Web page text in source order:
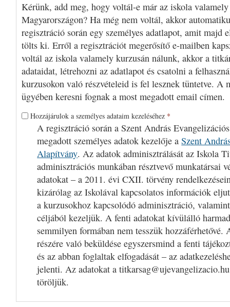
Kérünk, add meg, hogy voltál-e már az iskola
Magyarországon? Ha még nem voltál, akkor
regisztráció során egy személyes adatlapot, amit majd
tölts ki. Erről a regisztrációt megerősítő e-mailben
voltál az iskola valamely kurzusán nálunk, akkor a
adataidat, létrehozni az adatlapot és csatolni a
kurzusokon való részvételeid is fel lesznek tüntetve. A
ügyében keresni fognak a most megadott email címen.
Hozzájárulok a személyes adataim kezeléséhez *
A regisztráció során a Szent András
megadott személyes adatok kezelője aSzent
Alapítvány. Az adatok adminisztrálását az Iskola
adminisztrációs munkában résztvevő munkatársai
adatokat – a 2011. évi CXII. törvény
kizárólag az Iskolával kapcsolatos információk
a kurzusokhoz kapcsolódó adminisztráció,
céljából kezeljük. A fenti adatokat kívülálló
semmilyen formában nem tesszük hozzáférhetővé.
részére való beküldése egyszersmind a fenti
és az abban foglaltak elfogadását – az
jelenti. Az adatokat a
töröljük.